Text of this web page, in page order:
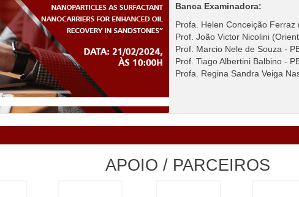
Banca Examinadora:
Profa. Helen Conceição
Prof. João Victor Nicolini
Prof. Marcio Nele de Souza -
Prof. Tiago Albertini Balbino -
Profa. Regina Sandra Veiga
APOIO / PARCEIROS